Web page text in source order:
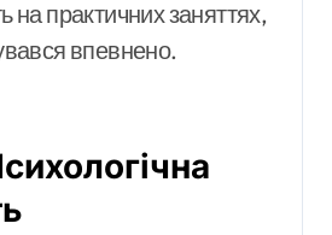
на практичних заняттях,
впевнено.